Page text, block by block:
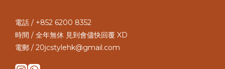
電話 / +852 6200 8352
時間 / 全年無休 見到會儘快回覆 XD
電郵 / 20jcstylehk@gmail.com